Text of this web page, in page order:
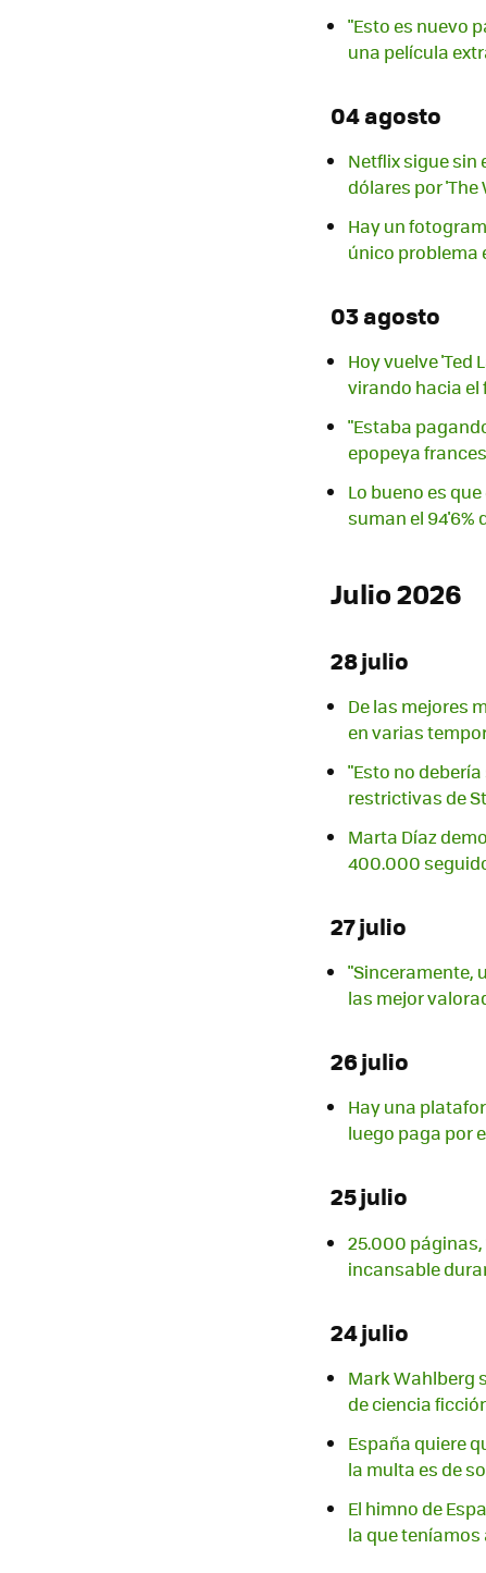
"Esto es nuevo
una película
04 agosto
Netflix sigue sin
dólares por 'The
Hay un
único problema
03 agosto
Hoy vuelve
virando hacia
"Estaba
epopeya
Lo bueno es
suman el 94'6%
Julio 2026
28 julio
De las mejores
en varias
"Esto no
restrictivas de
Marta Díaz
400.000
27 julio
"Sinceramente,
las mejor
26 julio
Hay una
luego paga por
25 julio
25.000
incansable
24 julio
Mark Wahlberg
de ciencia
España quiere
la multa es de
El himno de
la que teníamos